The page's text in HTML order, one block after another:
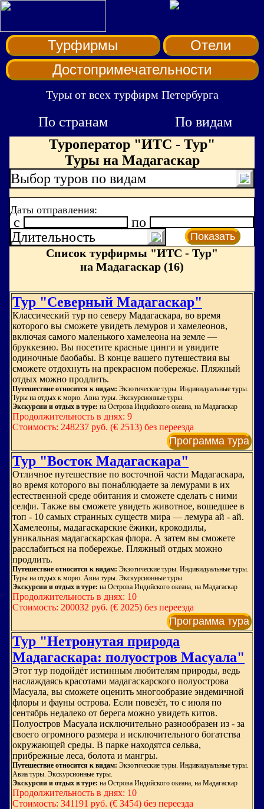
Турфирмы
Отели
Достопримечательности
Туры от всех турфирм Петербурга
По странам
По видам
Туроператор "ИТС - Тур"
Туры на Мадагаскар
Выбор туров по видам
Даты отправления:
c
по
Длительность
Показать
Список турфирмы "ИТС - Тур"
на Мадагаскар (16)
Тур "Северный Мадагаскар"
Классический тур по северу Мадагаскара, во время
которого вы сможете увидеть лемуров и хамелеонов,
включая самого маленького хамелеона на земле —
бруккезию. Вы посетите красные цинги и увидите
одиночные баобабы. В конце вашего путешествия вы
сможете отдохнуть на прекрасном побережье. Пляжный
отдых можно продлить.
Путешествие относится к видам: Экзотические туры. Индивидуальные туры.
Туры на отдых к морю. Авиа туры. Экскурсионные туры.
Экскурсии и отдых в туре: на Острова Индийского океана, на Мадагаскар
Продолжительность в днях: 9
Стоимость: 248237 руб. (€ 2513) без переезда
Программа тура
Тур "Восток Мадагаскара"
Отличное путешествие по восточной части Мадагаскара,
во время которого вы понаблюдаете за лемурами в их
естественной среде обитания и сможете сделать с ними
селфи. Также вы сможете увидеть животное, вошедшее в
топ - 10 самых странных существ мира — лемура ай - ай.
Хамелеоны, мадагаскарские ёжики, крокодилы,
уникальная мадагаскарская флора. А затем вы сможете
расслабиться на побережье. Пляжный отдых можно
продлить.
Путешествие относится к видам: Экзотические туры. Индивидуальные туры.
Туры на отдых к морю. Авиа туры. Экскурсионные туры.
Экскурсии и отдых в туре: на Острова Индийского океана, на Мадагаскар
Продолжительность в днях: 10
Стоимость: 200032 руб. (€ 2025) без переезда
Программа тура
Тур "Нетронутая природа
Мадагаскара: полуостров Масуала"
Этот тур подойдёт истинным любителям природы, ведь
наслаждаясь красотами мадагаскарского полуострова
Масуала, вы сможете оценить многообразие эндемичной
флоры и фауны острова. Если повезёт, то с июля по
сентябрь недалеко от берега можно увидеть китов.
Полуостров Масуала исключительно разнообразен из - за
своего огромного размера и исключительного богатства
окружающей среды. В парке находятся сельва,
прибрежные леса, болота и мангры.
Путешествие относится к видам: Экзотические туры. Индивидуальные туры.
Авиа туры. Экскурсионные туры.
Экскурсии и отдых в туре: на Острова Индийского океана, на Мадагаскар
Продолжительность в днях: 10
Стоимость: 341191 руб. (€ 3454) без переезда